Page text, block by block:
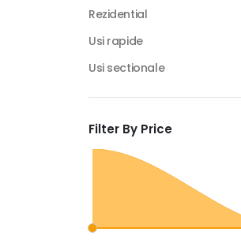
Rezidential
Usi rapide
Usi sectionale
Filter By Price